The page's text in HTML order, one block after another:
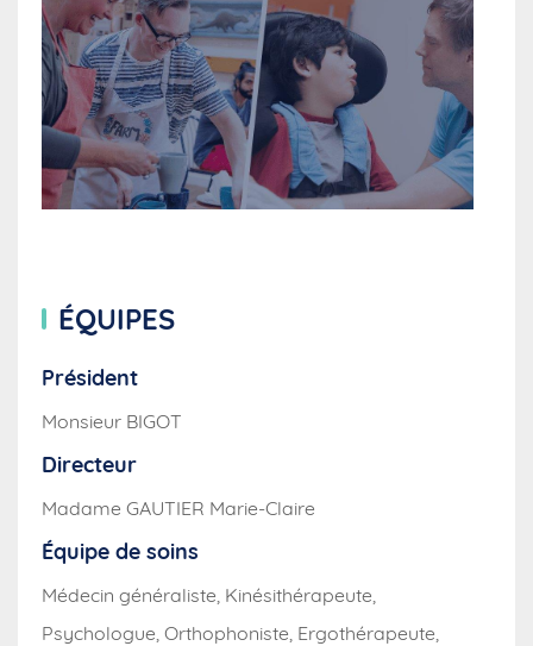
ÉQUIPES
Président
Monsieur BIGOT
Directeur
Madame GAUTIER Marie-Claire
Équipe de soins
Médecin généraliste, Kinésithérapeute,
Psychologue, Orthophoniste, Ergothérapeute,